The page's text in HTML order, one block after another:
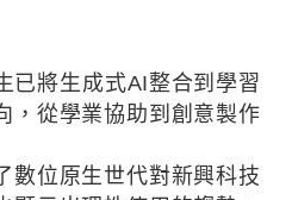
將生成式AI整合到學習
，從學業協助到創意製作
位原生世代對新興科技